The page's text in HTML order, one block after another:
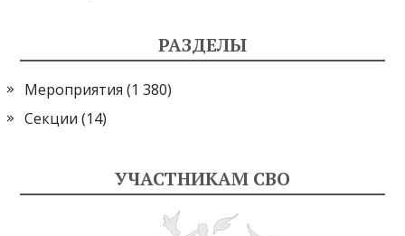
РАЗДЕЛЫ
Мероприятия (1 380)
Секции (14)
УЧАСТНИКАМ СВО